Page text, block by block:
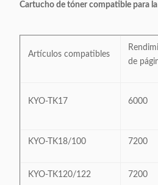
Cartucho de tóner compatible para
Artículos compatibles
de
KYO-TK17 6000
KYO-TK18/100 7200
KYO-TK120/122 7200